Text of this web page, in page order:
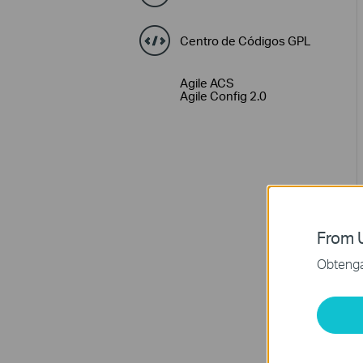
Centro de Códigos GPL
Agile ACS
Agile Config 2.0
From